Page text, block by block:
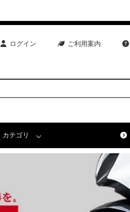
ログイン ご利用案内
カテゴリ